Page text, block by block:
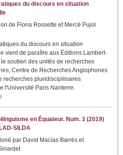
du discours en situation
de Fiona Rossette et Mercè Pujol
du discours en situation
vient de paraître aux Éditions Lambert-
soutien des unités de recherches
Centre de Recherches Anglophones
recherches pluridisciplinaires
l'Université Paris Nanterre.
en Équateur. Num. 3 (2019)
SILDA
par David Macías Barrés et